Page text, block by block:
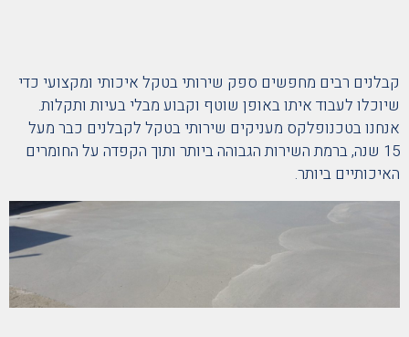
קבלנים רבים מחפשים ספק שירותי בטקל איכותי ומקצועי כדי
שיוכלו לעבוד איתו באופן שוטף וקבוע מבלי בעיות ותקלות.
אנחנו בטכנופלקס מעניקים שירותי בטקל לקבלנים כבר מעל
15 שנה, ברמת השירות הגבוהה ביותר ותוך הקפדה על החומרים
האיכותיים ביותר.